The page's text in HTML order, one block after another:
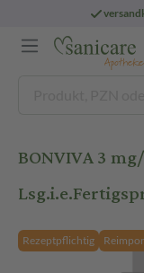
BONVIVA 3
Rezeptpflichtig